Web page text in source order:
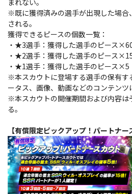
まれない。
※既に獲得済みの選手が出現した場合
される。
獲得できるピースの個数一覧：
・★3選手：獲得した選手のピース
・★2選手：獲得した選手のピース
・★1選手：獲得した選手のピース×5
※本スカウトに登場する選手の保有す
ータス、画像、動画などのコンテンツ
※本スカウトの開催期間および内容は
る。
【有償限定ピックアップ！パートナー